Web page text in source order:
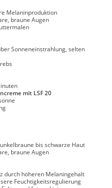
Melaninproduktion
braune Augen
Sonneneinstrahlung, selten
mit LSF 20
bis schwarze Haut
braune Augen
durch höheren Melaningehalt
Feuchtigkeitsregulierung